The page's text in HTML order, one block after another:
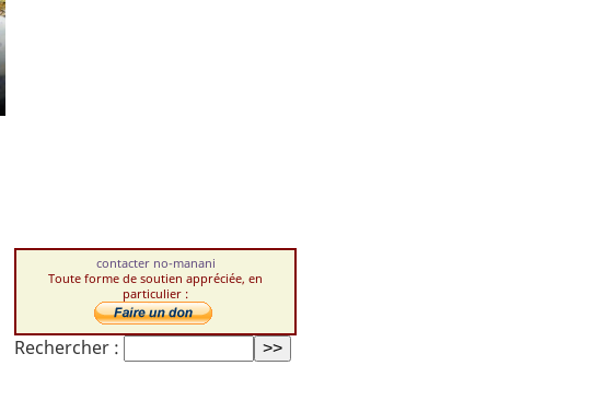
contacter no-manani
Toute forme de soutien appréciée, en
particulier :
Rechercher :